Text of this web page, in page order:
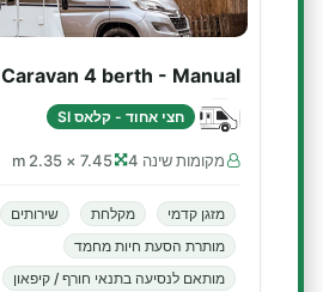
Caravan 4 berth - Manual
חצי אחוד - קלאס SI
מקומות שינה 4 7.45 × 2.35 m
מזגן קדמי מקלחת
שירותים
מותרת הסעת חיות מחמד
מותאם לנסיעה בתנאי חורף / קיפאון